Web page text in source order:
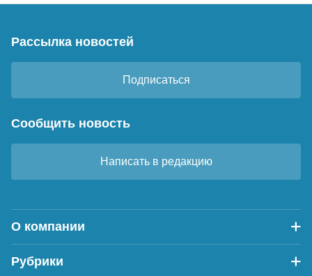
Рассылка новостей
Подписаться
Сообщить новость
Написать в редакцию
О компании
Рубрики